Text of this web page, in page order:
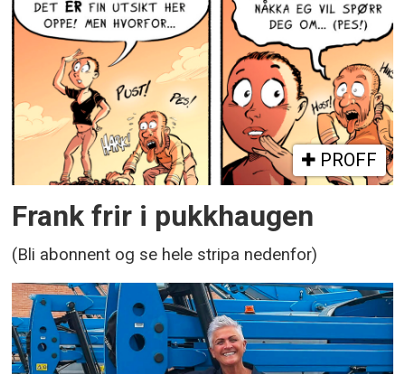
PROFF
Frank frir i pukkhaugen
(Bli abonnent og se hele stripa nedenfor)